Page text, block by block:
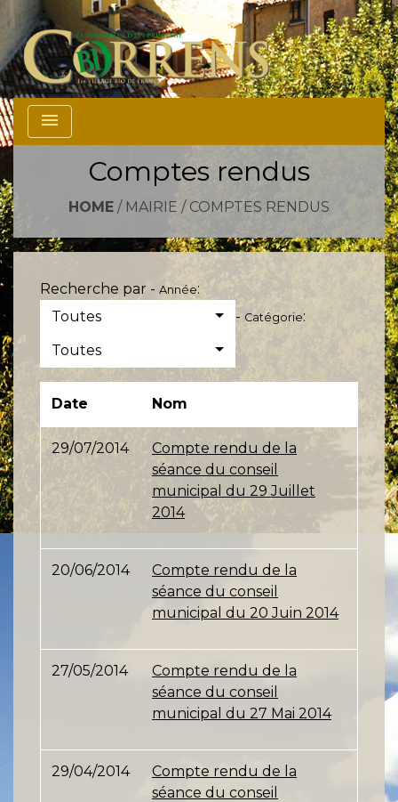
menu
Comptes rendus
HOME / MAIRIE /COMPTES RENDUS
Recherche par - Année:
Toutes
- Catégorie:
Toutes
Date Nom
29/07/2014
Compte rendu de la
séance du conseil
municipal du 29 Juillet
2014
20/06/2014
Compte rendu de la
séance du conseil
municipal du 20 Juin 2014
27/05/2014
Compte rendu de la
séance du conseil
municipal du 27 Mai 2014
29/04/2014
Compte rendu de la
séance du conseil